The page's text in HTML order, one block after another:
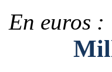
En euros :
Mille